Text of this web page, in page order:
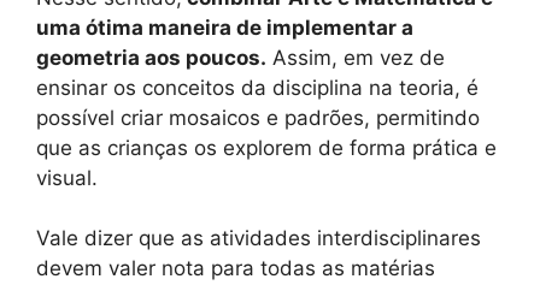
uma ótima maneira de implementar a
geometria aos poucos. Assim, em vez de
ensinar os conceitos da disciplina na teoria, é
possível criar mosaicos e padrões, permitindo
que as crianças os explorem de forma prática e
visual.
Vale dizer que as atividades interdisciplinares
devem valer nota para todas as matérias